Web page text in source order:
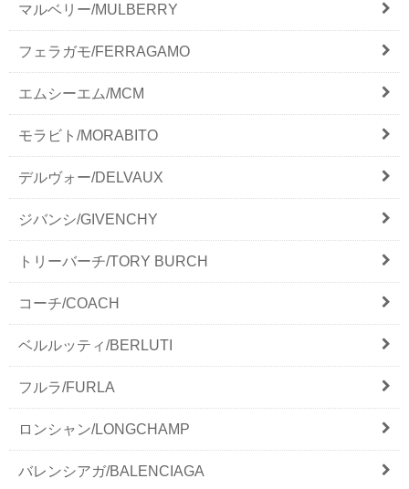
マルベリー/MULBERRY
フェラガモ/FERRAGAMO
エムシーエム/MCM
モラビト/MORABITO
デルヴォー/DELVAUX
ジバンシ/GIVENCHY
トリーバーチ/TORY BURCH
コーチ/COACH
ベルルッティ/BERLUTI
フルラ/FURLA
ロンシャン/LONGCHAMP
バレンシアガ/BALENCIAGA